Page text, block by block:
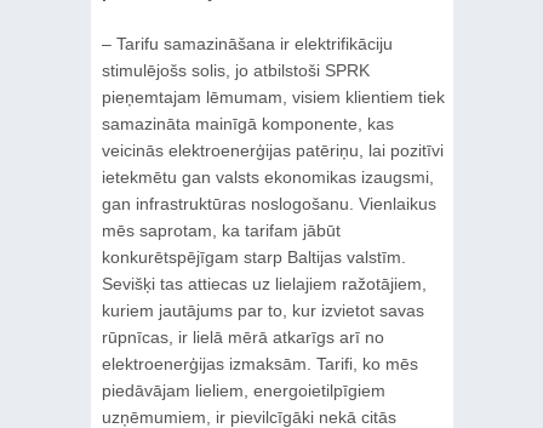
– Tarifu samazināšana ir elektrifikāciju
stimulējošs solis, jo atbilstoši SPRK
pieņemtajam lēmumam, visiem klientiem tiek
samazināta mainīgā komponente, kas
veicinās elektroenerģijas patēriņu, lai pozitīvi
ietekmētu gan valsts ekonomikas izaugsmi,
gan infrastruktūras noslogošanu. Vienlaikus
mēs saprotam, ka tarifam jābūt
konkurētspējīgam starp Baltijas valstīm.
Sevišķi tas attiecas uz lielajiem ražotājiem,
kuriem jautājums par to, kur izvietot savas
rūpnīcas, ir lielā mērā atkarīgs arī no
elektroenerģijas izmaksām. Tarifi, ko mēs
piedāvājam lieliem, energoietilpīgiem
uzņēmumiem, ir pievilcīgāki nekā citās